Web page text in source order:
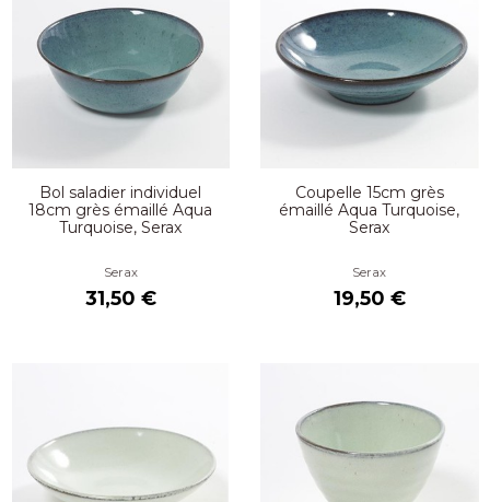
Bol saladier individuel
18cm grès émaillé Aqua
Turquoise, Serax
Serax
31,50 €
Coupelle 15cm grès
émaillé Aqua Turquoise,
Serax
Serax
19,50 €